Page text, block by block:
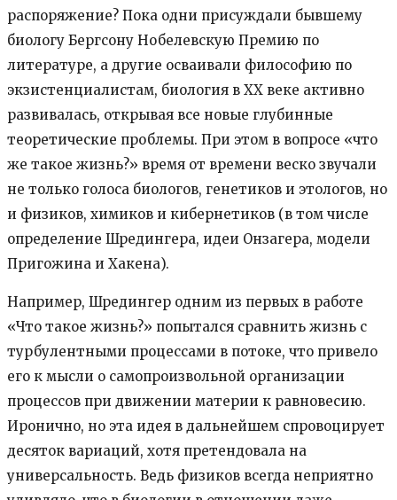
распоряжение? Пока одни присуждали бывшему
биологу Бергсону Нобелевскую Премию по
литературе, а другие осваивали философию по
экзистенциалистам, биология в ХХ веке активно
развивалась, открывая все новые глубинные
теоретические проблемы. При этом в вопросе «что
же такое жизнь?» время от времени веско звучали
не только голоса биологов, генетиков и этологов, но
и физиков, химиков и кибернетиков (в том числе
определение Шредингера, идеи Онзагера, модели
Пригожина и Хакена).
Например, Шредингер одним из первых в работе
«Что такое жизнь?» попытался сравнить жизнь с
турбулентными процессами в потоке, что привело
его к мысли о самопроизвольной организации
процессов при движении материи к равновесию.
Иронично, но эта идея в дальнейшем спровоцирует
десяток вариаций, хотя претендовала на
универсальность. Ведь физиков всегда неприятно